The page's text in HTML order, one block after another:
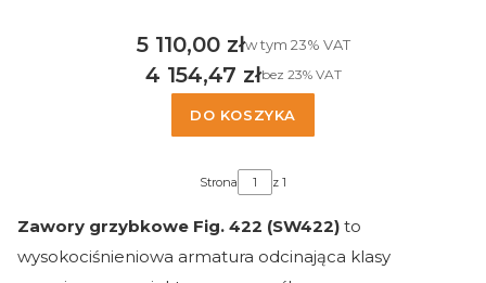
Cena brutto
5 110,00 złw tym %s VAT
w tym 23% VAT
Cena netto
4 154,47 złbez 23% VAT
DO KOSZYKA
Strona z 1
Zawory grzybkowe Fig. 422 (SW422) to
wysokociśnieniowa armatura odcinająca klasy